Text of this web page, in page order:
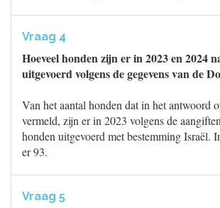
Vraag 4
Hoeveel honden zijn er in 2023 en 2024
uitgevoerd volgens de gegevens van de
Van het aantal honden dat in het antwoord
vermeld, zijn er in 2023 volgens de
honden uitgevoerd met bestemming Israël.
er 93.
Vraag 5